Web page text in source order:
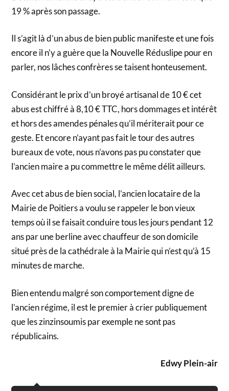
19 % après son passage.
Il s’agit là d’un abus de bien public manifeste et une fois
encore il n’y a guère que la Nouvelle Réduslipe pour en
parler, nos lâches confrères se taisent honteusement.
Considérant le prix d’un broyé artisanal de 10 € cet
abus est chiffré à 8,10 € TTC, hors dommages et intérêt
et hors des amendes pénales qu’il mériterait pour ce
geste. Et encore n’ayant pas fait le tour des autres
bureaux de vote, nous n’avons pas pu constater que
l’ancien maire a pu commettre le même délit ailleurs.
Avec cet abus de bien social, l’ancien locataire de la
Mairie de Poitiers a voulu se rappeler le bon vieux
temps où il se faisait conduire tous les jours pendant 12
ans par une berline avec chauffeur de son domicile
situé près de la cathédrale à la Mairie qui n’est qu’à 15
minutes de marche.
Bien entendu malgré son comportement digne de
l’ancien régime, il est le premier à crier publiquement
que les zinzinsoumis par exemple ne sont pas
républicains.
Edwy Plein-air